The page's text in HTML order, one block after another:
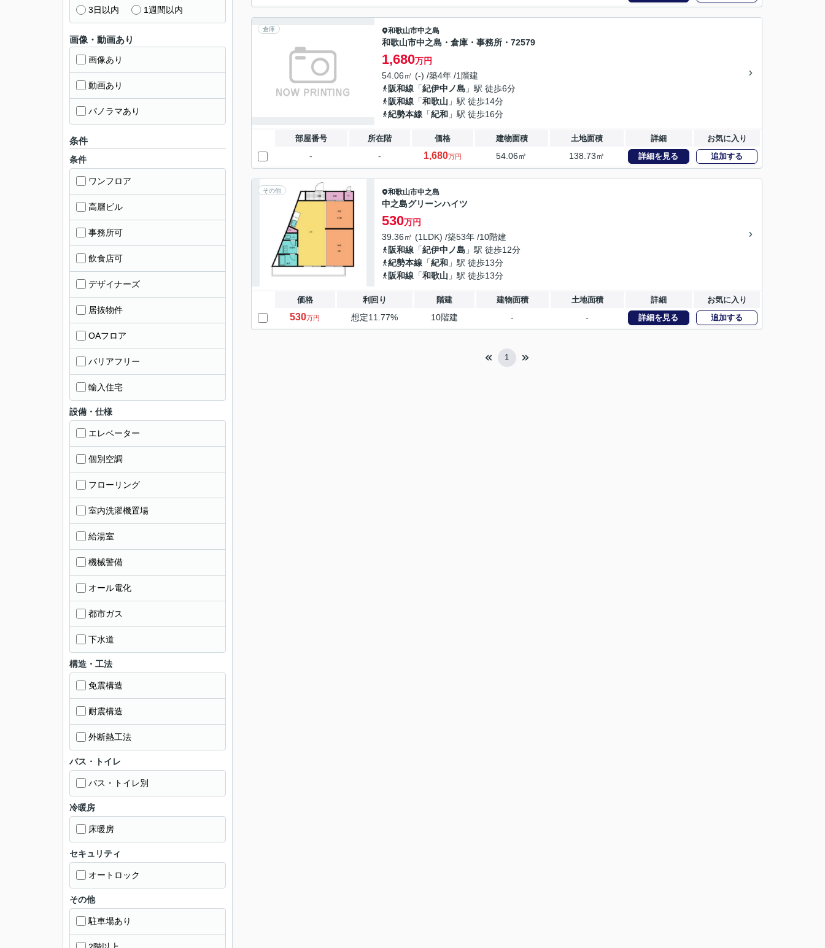
倉庫 和歌山市中之島
和歌山市中之島・倉庫・事務所・72579
1,680万円
54.06㎡ (-) /築4年 /1階建
阪和線 「紀伊中ノ島 」駅 徒歩6分
阪和線 「和歌山 」駅 徒歩14分
紀勢本線 「紀和 」駅 徒歩16分
部屋番号 所在階 価格 建物面積 土地面積 詳細 お気に入り
- - 1,680万円 54.06㎡ 138.73㎡ 詳細を見る 追加する
その他 和歌山市中之島
中之島グリーンハイツ
530万円
39.36㎡ (1LDK) /築53年 /10階建
阪和線 「紀伊中ノ島 」駅 徒歩12分
紀勢本線 「紀和 」駅 徒歩13分
阪和線 「和歌山 」駅 徒歩13分
価格 利回り 階建 建物面積 土地面積 詳細 お気に入り
530万円 想定11.77% 10階建 - - 詳細を見る 追加する
1
3日以内 1週間以内
画像・動画あり
画像あり
動画あり
パノラマあり
条件
条件
ワンフロア
高層ビル
事務所可
飲食店可
デザイナーズ
居抜物件
OAフロア
バリアフリー
輸入住宅
設備・仕様
エレベーター
個別空調
フローリング
室内洗濯機置場
給湯室
機械警備
オール電化
都市ガス
下水道
構造・工法
免震構造
耐震構造
外断熱工法
バス・トイレ
バス・トイレ別
冷暖房
床暖房
セキュリティ
オートロック
その他
駐車場あり